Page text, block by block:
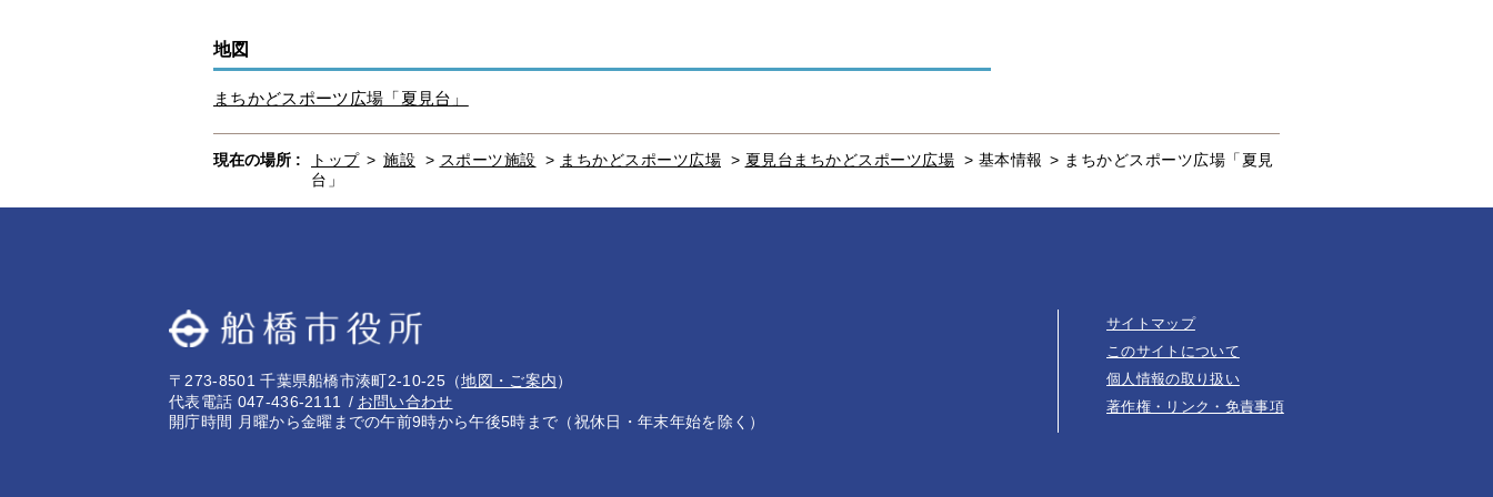
地図
まちかどスポーツ広場「夏見台」
現在の場所 : トップ > 施設 > スポーツ施設 > まちかどスポーツ広場 > 夏見台まちかどスポーツ広場 > 基本情報 > まちかどスポーツ広場「夏見
台」
〒273-8501 千葉県船橋市湊町2-10-25 （地図・ご案内）
代表電話 047-436-2111
お問い合わせ
開庁時間 月曜から金曜までの午前9時から午後5時まで（祝休日・年末年始を除く）
サイトマップ
このサイトについて
個人情報の取り扱い
著作権・リンク・免責事項